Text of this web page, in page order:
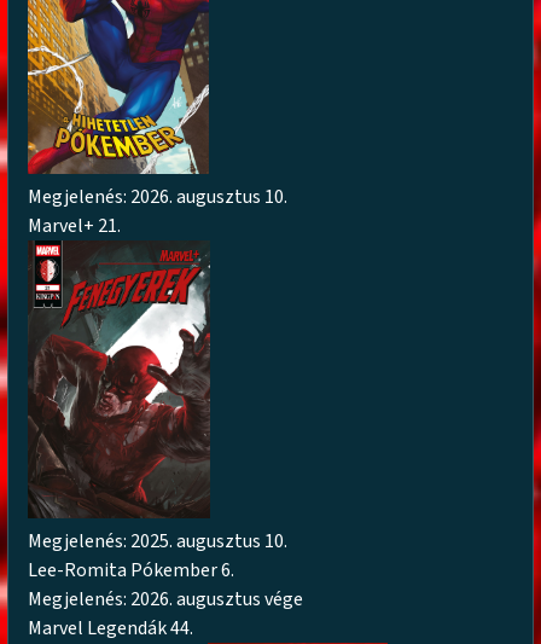
Megjelenés: 2026. augusztus 10.
Marvel+ 21.
Megjelenés: 2025. augusztus 10.
Lee-Romita Pókember 6.
Megjelenés: 2026. augusztus vége
Marvel Legendák 44.